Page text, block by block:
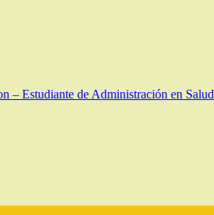
– Estudiante de Administración en Salud